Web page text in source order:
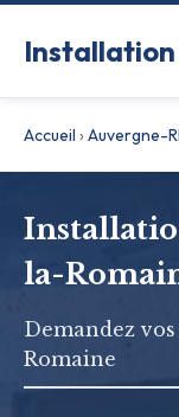
Accueil ›Auvergne-
la-
Demandez
Romaine